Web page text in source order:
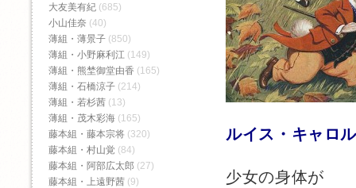
ルイス・キャロ
少女の身体が
大友美有紀 (685)
小山佳奈 (40)
薄組・薄景子 (850)
薄組・小野麻利江 (149)
薄組・熊埜御堂由香 (165)
薄組・石橋涼子 (214)
薄組・若杉茜 (13)
薄組・茂木彩海 (165)
藤本組・藤本宗将 (320)
藤本組・村山覚 (84)
藤本組・阿部広太郎 (27)
藤本組・上遠野茜 (9)